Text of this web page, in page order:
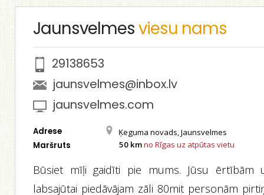
Jaunsvelmesviesu nams
29138653
jaunsvelmes@inbox.lv
jaunsvelmes.com
Adrese Ķeguma novads, Jaunsvelmes
Maršruts 50 kmno Rīgas uz atpūtas vietu
Būsiet mīļi gaidīti pie mums. Jūsu ērtībām
labsajūtai piedāvājam zāli 80mit personām